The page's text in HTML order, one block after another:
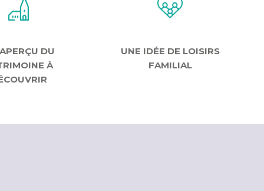
DU
À
UNE IDÉE DE LOISIRS
FAMILIAL